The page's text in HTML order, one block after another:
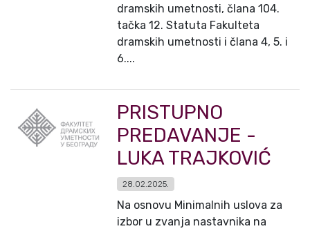
dramskih umetnosti, člana 104.
tačka 12. Statuta Fakulteta
dramskih umetnosti i člana 4, 5. i
6....
PRISTUPNO
PREDAVANJE -
LUKA TRAJKOVIĆ
28.02.2025.
Na osnovu Minimalnih uslova za
izbor u zvanja nastavnika na